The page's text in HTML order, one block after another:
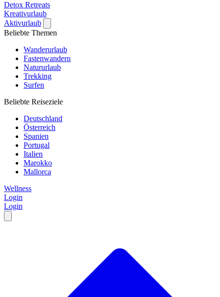
Detox Retreats
Kreativurlaub
Aktivurlaub
Beliebte Themen
Wanderurlaub
Fastenwandern
Natururlaub
Trekking
Surfen
Beliebte Reiseziele
Deutschland
Österreich
Spanien
Portugal
Italien
Marokko
Mallorca
Wellness
Login
Login